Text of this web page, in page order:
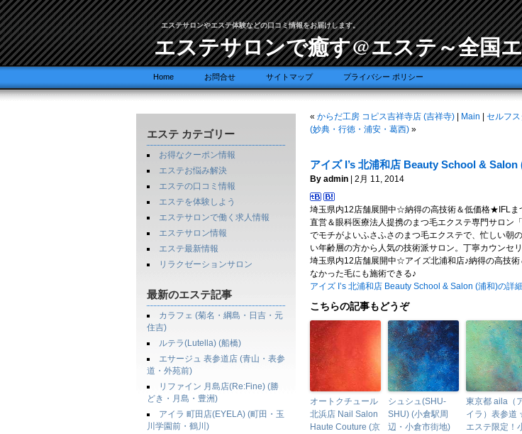
エステサロンやエステ体験などの口コミ情報をお届けします。
エステサロンで癒す@エステ～全国
Home お問合せ サイトマップ プライバシー ポリシー
エステ カテゴリー
お得なクーポン情報
エステお悩み解決
エステの口コミ情報
エステを体験しよう
エステサロンで働く求人情報
エステサロン情報
エステ最新情報
リラクゼーションサロン
最新のエステ記事
カラフェ (菊名・綱島・日吉・元
住吉)
ルテラ(Lutella) (船橋)
エサージュ 表参道店 (青山・表参
道・外苑前)
リファイン 月島店(Re:Fine) (勝
どき・月島・豊洲)
アイラ 町田店(EYELA) (町田・玉
川学園前・鶴川)
« からだ工房 コピス吉祥寺店 (吉祥寺) Main
セルフ
(妙典・行徳・浦安・葛西) »
アイズ I’s 北浦和店 Beauty School & Salon
By admin | 2月 11, 2014
埼玉県内12店舗展開中☆納得の高技術＆低価格★IFLま
直営＆眼科医療法人提携のまつ毛エクステ専門サロン
でモチがよいふさふさのまつ毛エクステで、忙しい朝
い年齢層の方から人気の技術派サロン。丁寧カウンセ
埼玉県内12店舗展開中☆アイズ北浦和店♪納得の高技
なかった毛にも施術できる♪
アイズ I’s 北浦和店 Beauty School & Salon (浦和)の詳
こちらの記事もどうぞ
オートクチュール
北浜店 Nail Salon
Haute Couture (京
シュシュ(SHU-
SHU) (小倉駅周
辺・小倉市街地)
東京都 aila（
イラ）表参道
エステ限定！